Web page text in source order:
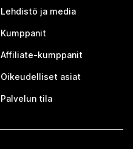
Lehdistö ja media
Kumppanit
Affiliate-kumppanit
Oikeudelliset asiat
Palvelun tila